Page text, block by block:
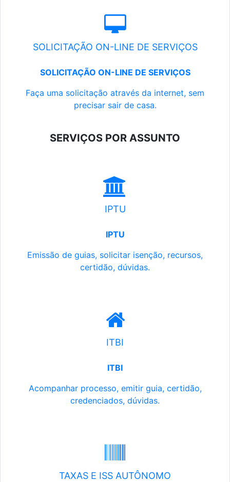
SOLICITAÇÃO ON-LINE DE SERVIÇOS
SOLICITAÇÃO ON-LINE DE SERVIÇOS
Faça uma solicitação através da internet, sem
precisar sair de casa.
SERVIÇOS POR ASSUNTO
IPTU
IPTU
Emissão de guias, solicitar isenção, recursos,
certidão, dúvidas.
ITBI
ITBI
Acompanhar processo, emitir guia, certidão,
credenciados, dúvidas.
TAXAS E ISS AUTÔNOMO